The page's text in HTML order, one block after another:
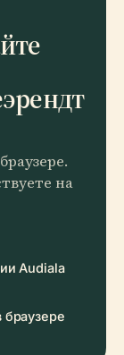
на
Audiala
браузере